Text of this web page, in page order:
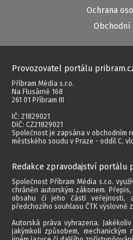
Ochrana
Obchodní
Provozovatel portálu
Příbram Média s.r.o.
Na Flusárně 168
261 01 Příbram III
IČ: 21829021
DIČ: CZ21829021
Společnost je zapsána v obchodním
městského soudu v Praze - oddíl C,
Redakce zpravodajství portálu
Společnost Příbram Média s.r.o.
chráněn autorským zákonem.
obsahu či jeho části veřejnosti,
předchozího souhlasu ČTK výslovně
Autorská práva vyhrazena.
jakýmkoli způsobem,